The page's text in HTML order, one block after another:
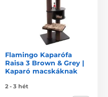
Flamingo Kaparófa
Raisa 3 Brown & Grey |
Kaparó macskáknak
2 - 3 hét